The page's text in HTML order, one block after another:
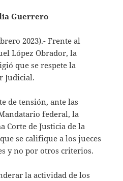
Guerrero
2023).- Frente al
López Obrador, la
que se respete la
Judicial.
de tensión, ante las
federal, la
Corte de Justicia de la
se califique a los jueces
y no por otros criterios.
la actividad de los